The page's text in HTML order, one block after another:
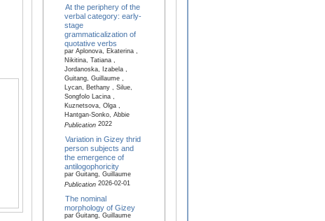
At the periphery of the
verbal category: early-
stage
grammaticalization of
quotative verbs
par Aplonova, Ekaterina ,
Nikitina, Tatiana ,
Jordanoska, Izabela ,
Guitang, Guillaume ,
Lycan, Bethany , Silue,
Songfolo Lacina ,
Kuznetsova, Olga ,
Hantgan-Sonko, Abbie
Publication2022
Variation in Gizey thrid
person subjects and
the emergence of
antilogophoricity
par Guitang, Guillaume
Publication2026-02-01
The nominal
morphology of Gizey
par Guitang, Guillaume